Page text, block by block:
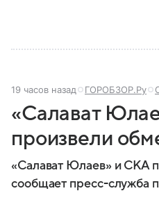
19 часов назад ГОРОБЗОР.Ру
«Салават
произвели
«Салават Юлаев» и СКА
сообщает пресс-служба